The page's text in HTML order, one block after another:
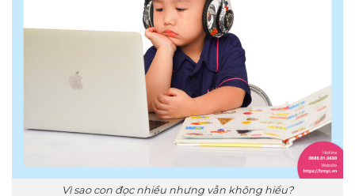
Vì sao con đọc nhiều nhưng vẫn không hiểu?